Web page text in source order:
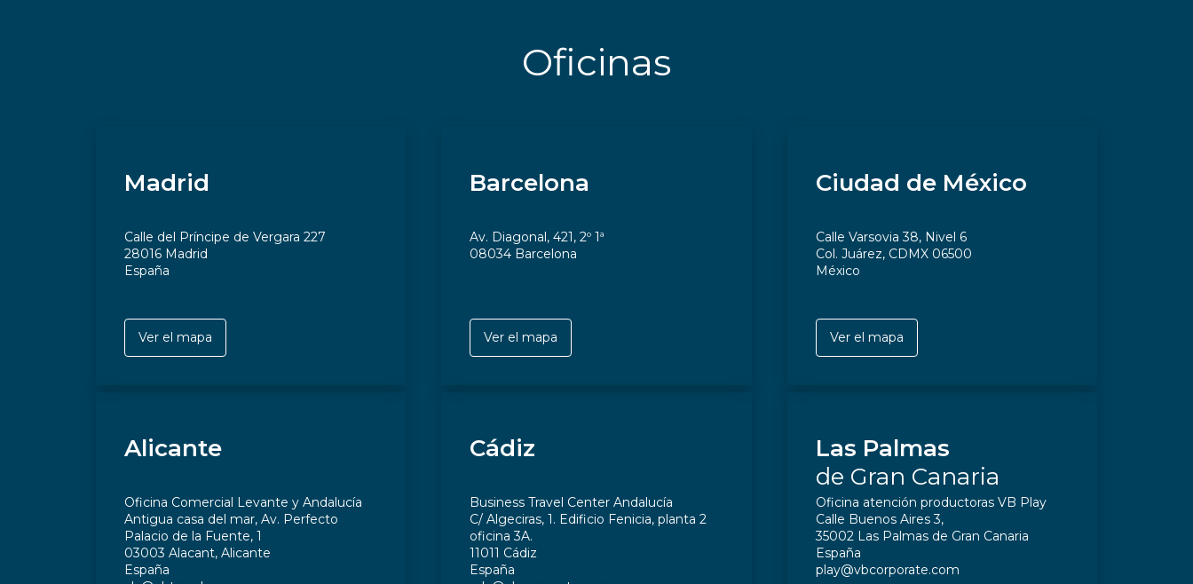
Oficinas
Madrid
Calle del Príncipe de Vergara 227
28016 Madrid
España
Ver el mapa
Barcelona
Av. Diagonal, 421, 2º 1ª
08034 Barcelona
Ver el mapa
Ciudad de México
Calle Varsovia 38, Nivel 6
Col. Juárez, CDMX 06500
México
Ver el mapa
Alicante
Oficina Comercial Levante y Andalucía
Antigua casa del mar, Av. Perfecto
Palacio de la Fuente, 1
03003 Alacant, Alicante
España
Cádiz
Business Travel Center Andalucía
C/ Algeciras, 1. Edificio Fenicia, planta 2
oficina 3A.
11011 Cádiz
España
Las Palmas
de Gran Canaria
Oficina atención productoras VB Play
Calle Buenos Aires 3,
35002 Las Palmas de Gran Canaria
España
play@vbcorporate.com